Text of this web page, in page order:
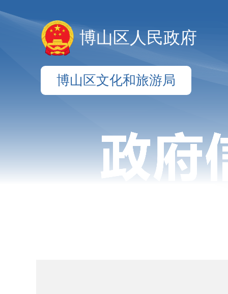
博山区人民政府
博山区文化和旅游局